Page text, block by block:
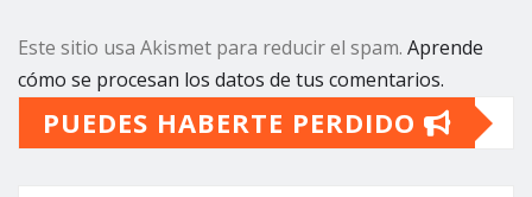
Este sitio usa Akismet para reducir el spam. Aprende
cómo se procesan los datos de tus comentarios.
PUEDES HABERTE PERDIDO